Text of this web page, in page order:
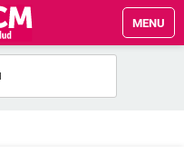
MENU